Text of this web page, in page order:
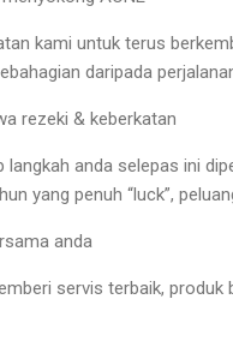
kami untuk terus
daripada
rezeki & keberkatan
anda selepas ini
yang penuh “luck”,
anda
servis terbaik, produk